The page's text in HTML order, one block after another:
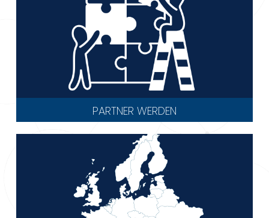
PARTNER WERDEN